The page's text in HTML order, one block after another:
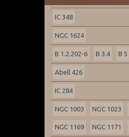
IC 348
NGC 1624
B 1.2.202-6 B 3.4 B 5
Abell 426
IC 284
NGC 1003 NGC 1023
NGC 1169 NGC 1171